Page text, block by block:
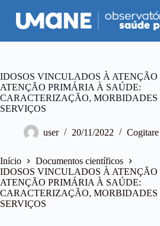
P
u
a
a
r
a
o
e
ú
d
o
IDOSOS VINCULADOS À
ATENÇÃO PRIMÁRIA À SAÚDE:
CARACTERIZAÇÃO, MORBIDADES
SERVIÇOS
user 20/11/2022
Início
Documentos científicos
IDOSOS VINCULADOS À
ATENÇÃO PRIMÁRIA À SAÚDE:
CARACTERIZAÇÃO, MORBIDADES
SERVIÇOS